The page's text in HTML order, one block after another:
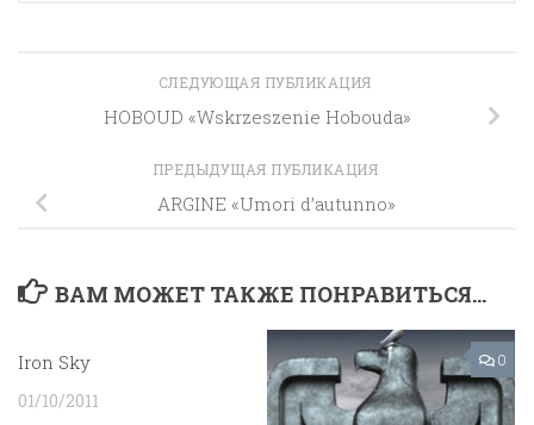
СЛЕДУЮЩАЯ ПУБЛИКАЦИЯ
HOBOUD «Wskrzeszenie Hobouda»
ПРЕДЫДУЩАЯ ПУБЛИКАЦИЯ
ARGINE «Umori d’autunno»
ВАМ МОЖЕТ ТАКЖЕ ПОНРАВИТЬСЯ...
Iron Sky
01/10/2011
0